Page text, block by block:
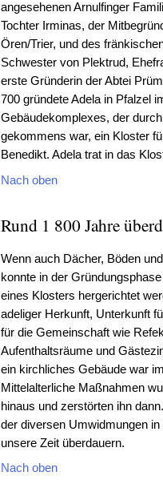
angesehenen Arnulfinger
Tochter Irminas, der
Ören/Trier, und des
Schwester von Plektrud,
erste Gründerin der Abtei
700 gründete Adela in Pfalzel
Gebäudekomplexes, der
gekommens war, ein Kloster
Benedikt. Adela trat in das
Nach oben
Rund 1 800 Jahre
Wenn auch Dächer, Böden
konnte in der
eines Klosters hergerichtet
adeliger Herkunft, Unterkunft
für die Gemeinschaft wie
Aufenthaltsräume und
ein kirchliches Gebäude war
Mittelalterliche Maßnahmen
hinaus und zerstörten ihn
der diversen Umwidmungen
unsere Zeit überdauern.
Nach oben